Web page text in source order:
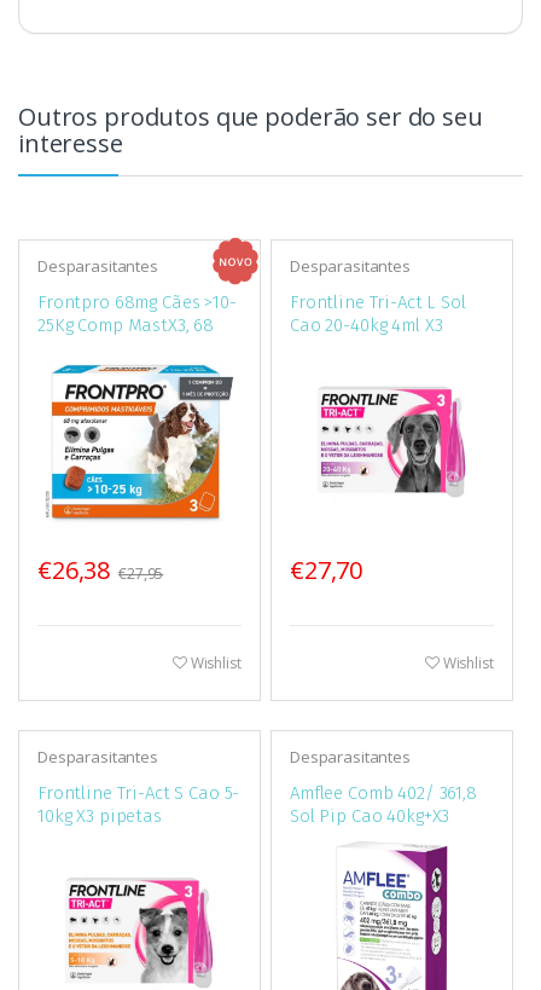
Outros produtos que poderão ser do seu
interesse
Desparasitantes
Frontpro 68mg Cães >10-
25Kg Comp MastX3, 68
€26,38 €27,95
Wishlist
Desparasitantes
Frontline Tri-Act L Sol
Cao 20-40kg 4ml X3
€27,70
Wishlist
Desparasitantes
Frontline Tri-Act S Cao 5-
10kg X3 pipetas
Desparasitantes
Amflee Comb 402/ 361,8
Sol Pip Cao 40kg+X3